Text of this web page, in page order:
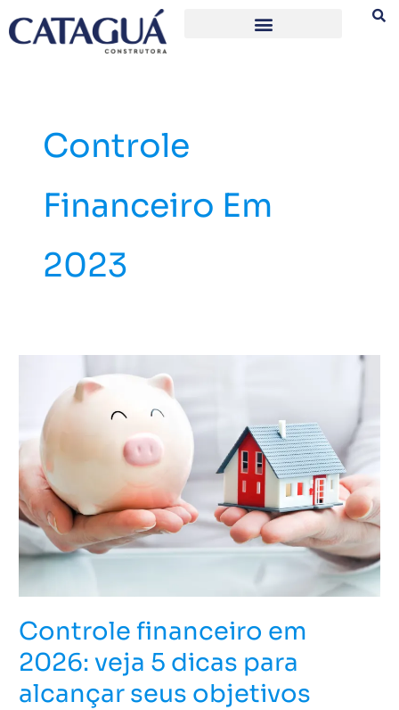
para
Controle
Financeiro Em
2023
Controle financeiro em
2026: veja 5 dicas para
alcançar seus objetivos
financeiro
2026:
veja
5
dicas
para
alcançar
seus